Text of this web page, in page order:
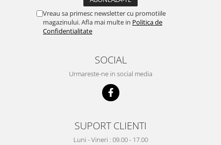
Vreau sa primesc newsletter cu promotiile
magazinului. Afla mai multe in Politica de
Confidentialitate
SOCIAL
Urmareste-ne in social media
SUPORT CLIENTI
Luni - Vineri : 09.00 - 17.00